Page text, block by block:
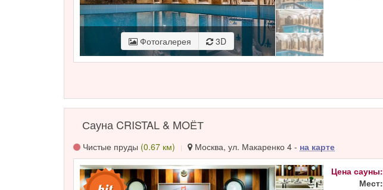
Фотогалерея 3D
Сауна CRISTAL & MOЁТ
Чистые пруды (0.67 км) Москва, ул. Макаренко 4 - на карте
Цена сауны:
Мест: